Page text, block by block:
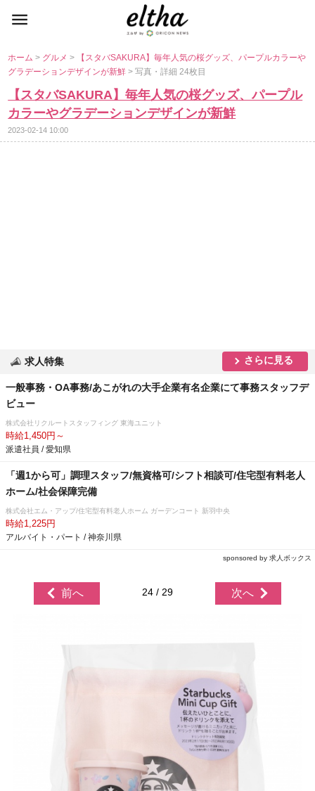
ホーム> グルメ>
【スタバSAKURA】毎年人気の桜グッズ、パープルカラー
グラデーションデザインが新鮮> 写真・詳細 24枚目
【スタバSAKURA】毎年人気の桜グッズ、パープル
カラーやグラデーションデザインが新鮮
2023-02-14 10:00
求人特集 さらに見る
一般事務・OA事務/あこがれの大手企業有名企業にて事務スタッフデ
ビュー
株式会社リクルートスタッフィング 東海ユニット
時給1,450円～
派遣社員 / 愛知県
「週1から可」調理スタッフ/無資格可/シフト相談可/住宅型有料老人
ホーム/社会保障完備
株式会社エム・アップ/住宅型有料老人ホーム ガーデンコート 新羽中央
時給1,225円
アルバイト・パート / 神奈川県
sponsored by 求人ボックス
前へ 24 / 29 次へ